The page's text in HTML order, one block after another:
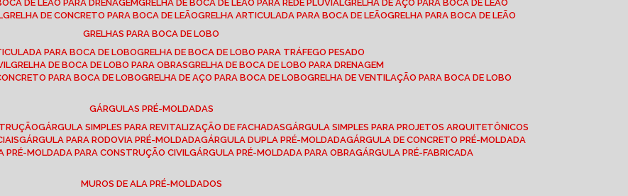
DE LEÃO PARA DRENAGEM GRELHA DE BOCA DE LEÃO PARA REDE PLUVIAL
GRELHA DE AÇO PARA BOCA DE LEÃO
GRELHA DE CONCRETO PARA BOCA DE LEÃO GRELHA ARTICULADA PARA BOCA DE LEÃO
GRELHA PARA BOCA DE LEÃO
GRELHAS PARA BOCA DE LOBO
PARA BOCA DE LOBO
GRELHA DE BOCA DE LOBO PARA TRÁFEGO PESADO
GRELHA DE BOCA DE LOBO PARA OBRAS
GRELHA DE BOCA DE LOBO PARA DRENAGEM
PARA BOCA DE LOBO GRELHA DE AÇO PARA BOCA DE LOBO
GRELHA DE VENTILAÇÃO PARA BOCA DE LOBO
GÁRGULAS PRÉ-MOLDADAS
GÁRGULA SIMPLES PARA REVITALIZAÇÃO DE FACHADAS
GÁRGULA SIMPLES PARA PROJETOS ARQUITETÔNICOS
GÁRGULA PARA RODOVIA PRÉ-MOLDADA GÁRGULA DUPLA PRÉ-MOLDADA
GÁRGULA DE CONCRETO PRÉ-MOLDADA
PRÉ-MOLDADA PARA CONSTRUÇÃO CIVIL GÁRGULA PRÉ-MOLDADA PARA OBRA
GÁRGULA PRÉ-FABRICADA
MUROS DE ALA PRÉ-MOLDADOS